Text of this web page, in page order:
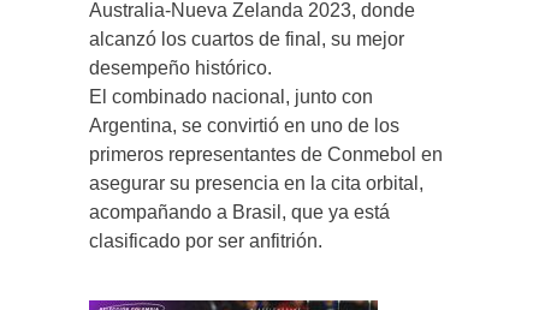
Australia-Nueva Zelanda 2023, donde
alcanzó los cuartos de final, su mejor
desempeño histórico.
El combinado nacional, junto con
Argentina, se convirtió en uno de los
primeros representantes de Conmebol en
asegurar su presencia en la cita orbital,
acompañando a Brasil, que ya está
clasificado por ser anfitrión.